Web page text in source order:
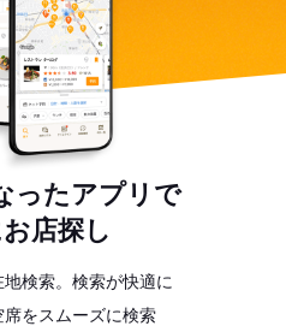
ったアプリで
店探し
検索。検索が快適に
をスムーズに検索